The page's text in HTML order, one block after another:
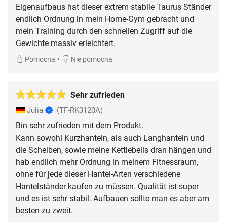
Eigenaufbaus hat dieser extrem stabile Taurus Ständer
endlich Ordnung in mein Home-Gym gebracht und
mein Training durch den schnellen Zugriff auf die
Gewichte massiv erleichtert.
Pomocna • Nie pomocna
Sehr zufrieden
Julia (TF-RK3120A)
Bin sehr zufrieden mit dem Produkt.
Kann sowohl Kurzhanteln, als auch Langhanteln und
die Scheiben, sowie meine Kettlebells dran hängen und
hab endlich mehr Ordnung in meinem Fitnessraum,
ohne für jede dieser Hantel-Arten verschiedene
Hantelständer kaufen zu müssen. Qualität ist super
und es ist sehr stabil. Aufbauen sollte man es aber am
besten zu zweit.